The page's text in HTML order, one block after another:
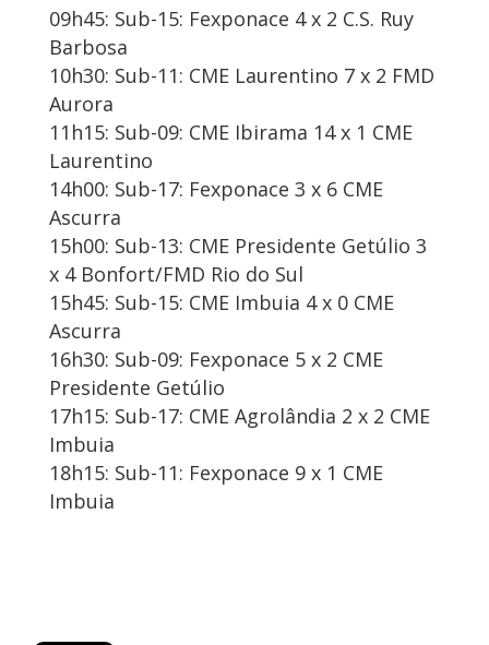
09h45: Sub-15: Fexponace 4 x 2 C.S. Ruy
Barbosa
10h30: Sub-11: CME Laurentino 7 x 2 FMD
Aurora
11h15: Sub-09: CME Ibirama 14 x 1 CME
Laurentino
14h00: Sub-17: Fexponace 3 x 6 CME
Ascurra
15h00: Sub-13: CME Presidente Getúlio 3
x 4 Bonfort/FMD Rio do Sul
15h45: Sub-15: CME Imbuia 4 x 0 CME
Ascurra
16h30: Sub-09: Fexponace 5 x 2 CME
Presidente Getúlio
17h15: Sub-17: CME Agrolândia 2 x 2 CME
Imbuia
18h15: Sub-11: Fexponace 9 x 1 CME
Imbuia